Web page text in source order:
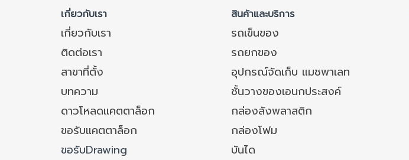
เกี่ยวกับเรา สินค้าและบริการ
เกี่ยวกับเรา รถเข็นของ
ติดต่อเรา
รถยกของ
สาขาที่ตั้ง
อุปกรณ์จัดเก็บ แมชพาเลท
บทความ
ชั้นวางของเอนกประสงค์
ดาวโหลดแคตตาล็อก
กล่องลังพลาสติก
ขอรับแคตตาล็อก
กล่องโฟม
ขอรับDrawing
บันได